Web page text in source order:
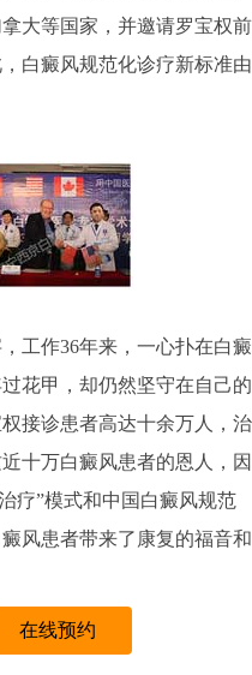
大等国家，并邀请罗宝权前
白癜风规范化诊疗新标准由
作36年来，一心扑在白癜
花甲，却仍然坚守在自己的
接诊患者高达十余万人，治
十万白癜风患者的恩人，因
疗”模式和中国白癜风规范
风患者带来了康复的福音和
在线预约